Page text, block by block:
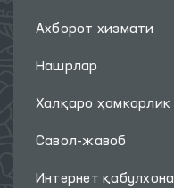
Ахборот хизмати
Нашрлар
Халқаро ҳамкорлик
Савол-жавоб
Интернет қабулхона